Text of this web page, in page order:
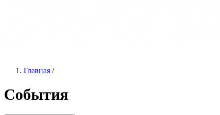
Главная /
События